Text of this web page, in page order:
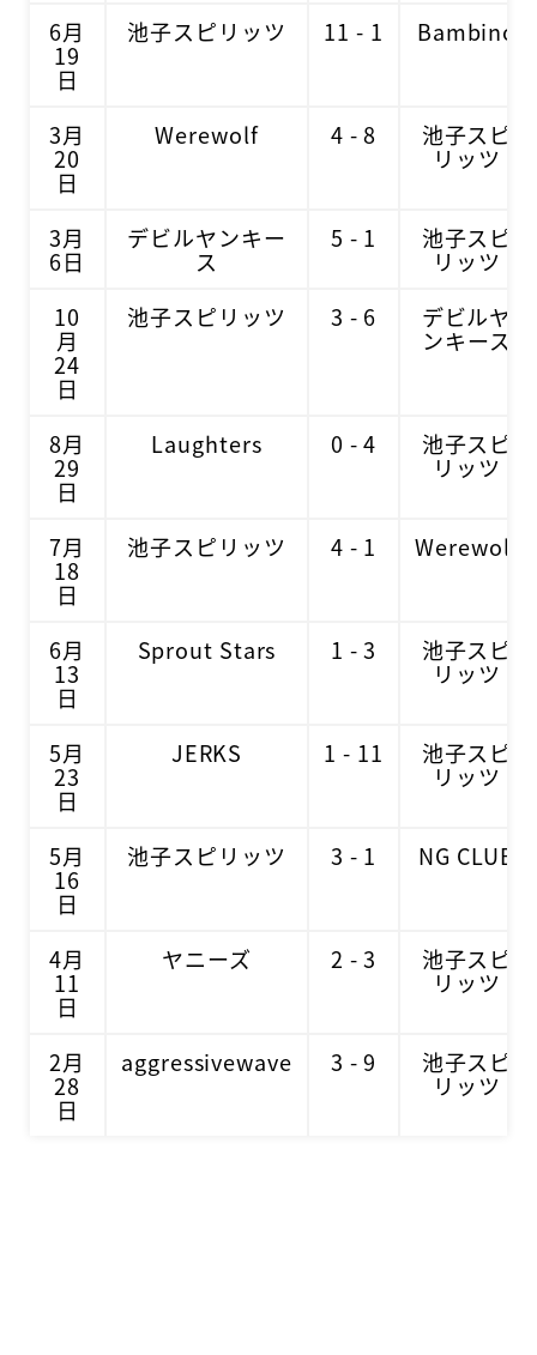
6月
19
日
池子スピリッツ 11 - 1 Bambino
3月
20
日
Werewolf 4 - 8 池子スピ
リッツ
3月
6日
デビルヤンキー
ス
5 - 1 池子スピ
リッツ
10
月
24
日
池子スピリッツ 3 - 6 デビルヤ
ンキース
8月
29
日
Laughters 0 - 4 池子スピ
リッツ
7月
18
日
池子スピリッツ 4 - 1 Werewolf
6月
13
日
Sprout Stars 1 - 3 池子スピ
リッツ
5月
23
日
JERKS 1 - 11 池子スピ
リッツ
5月
16
日
池子スピリッツ 3 - 1 NG CLUB
4月
11
日
ヤニーズ 2 - 3 池子スピ
リッツ
2月
28
日
aggressivewave 3 - 9 池子スピ
リッツ